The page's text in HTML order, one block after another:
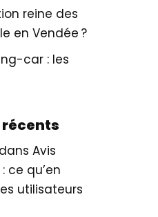
reine des
en Vendée ?
car : les
dans Avis
ce qu’en
utilisateurs